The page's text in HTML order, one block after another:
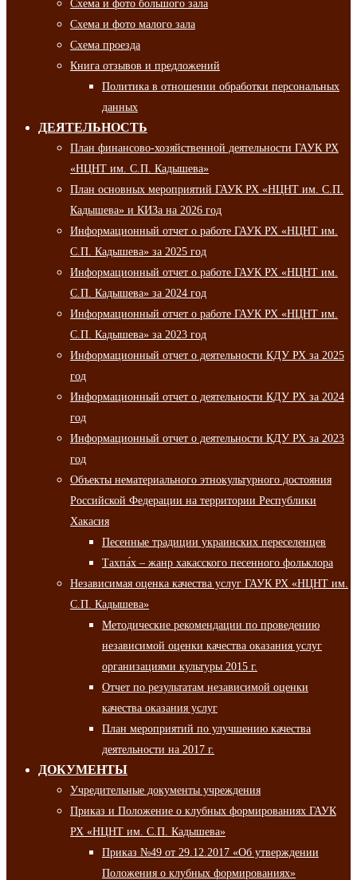
Схема и фото большого зала
Схема и фото малого зала
Схема проезда
Книга отзывов и предложений
Политика в отношении обработки персональных
данных
ДЕЯТЕЛЬНОСТЬ
План финансово-хозяйственной деятельности ГАУК РХ
«НЦНТ им. С.П. Кадышева»
План основных мероприятий ГАУК РХ «НЦНТ им. С.П.
Кадышева» и КИЗа на 2026 год
Информационный отчет о работе ГАУК РХ «НЦНТ им.
С.П. Кадышева» за 2025 год
Информационный отчет о работе ГАУК РХ «НЦНТ им.
С.П. Кадышева» за 2024 год
Информационный отчет о работе ГАУК РХ «НЦНТ им.
С.П. Кадышева» за 2023 год
Информационный отчет о деятельности КДУ РХ за 2025
год
Информационный отчет о деятельности КДУ РХ за 2024
год
Информационный отчет о деятельности КДУ РХ за 2023
год
Объекты нематериального этнокультурного достояния
Российской Федерации на территории Республики
Хакасия
Песенные традиции украинских переселенцев
Тахпа́х – жанр хакасского песенного фольклора
Независимая оценка качества услуг ГАУК РХ «НЦНТ им.
С.П. Кадышева»
Методические рекомендации по проведению
независимой оценки качества оказания услуг
организациями культуры 2015 г.
Отчет по результатам независимой оценки
качества оказания услуг
План мероприятий по улучшению качества
деятельности на 2017 г.
ДОКУМЕНТЫ
Учредительные документы учреждения
Приказ и Положение о клубных формированиях ГАУК
РХ «НЦНТ им. С.П. Кадышева»
Приказ №49 от 29.12.2017 «Об утверждении
Положения о клубных формированиях»